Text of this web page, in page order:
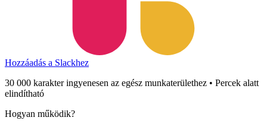
Hozzáadás a Slackhez
30 000 karakter ingyenesen az egész munkaterülethez • Percek alatt
elindítható
Hogyan működik?